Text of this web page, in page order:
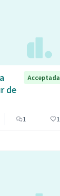
de
Acceptada
1 1